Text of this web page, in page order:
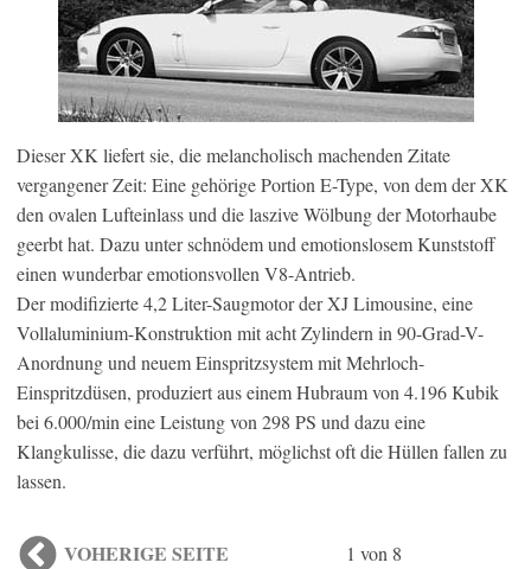
Dieser XK liefert sie, die melancholisch machenden Zitate
vergangener Zeit: Eine gehörige Portion E-Type, von dem der XK
den ovalen Lufteinlass und die laszive Wölbung der Motorhaube
geerbt hat. Dazu unter schnödem und emotionslosem Kunststoff
einen wunderbar emotionsvollen V8-Antrieb.
Der modifizierte 4,2 Liter-Saugmotor der XJ Limousine, eine
Vollaluminium-Konstruktion mit acht Zylindern in 90-Grad-V-
Anordnung und neuem Einspritzsystem mit Mehrloch-
Einspritzdüsen, produziert aus einem Hubraum von 4.196 Kubik
bei 6.000/min eine Leistung von 298 PS und dazu eine
Klangkulisse, die dazu verführt, möglichst oft die Hüllen fallen zu
lassen.
VOHERIGE SEITE 1 von 8